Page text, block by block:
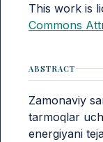
This work is
Commons
ABSTRACT
Zamonaviy
tarmoqlar
energiyani